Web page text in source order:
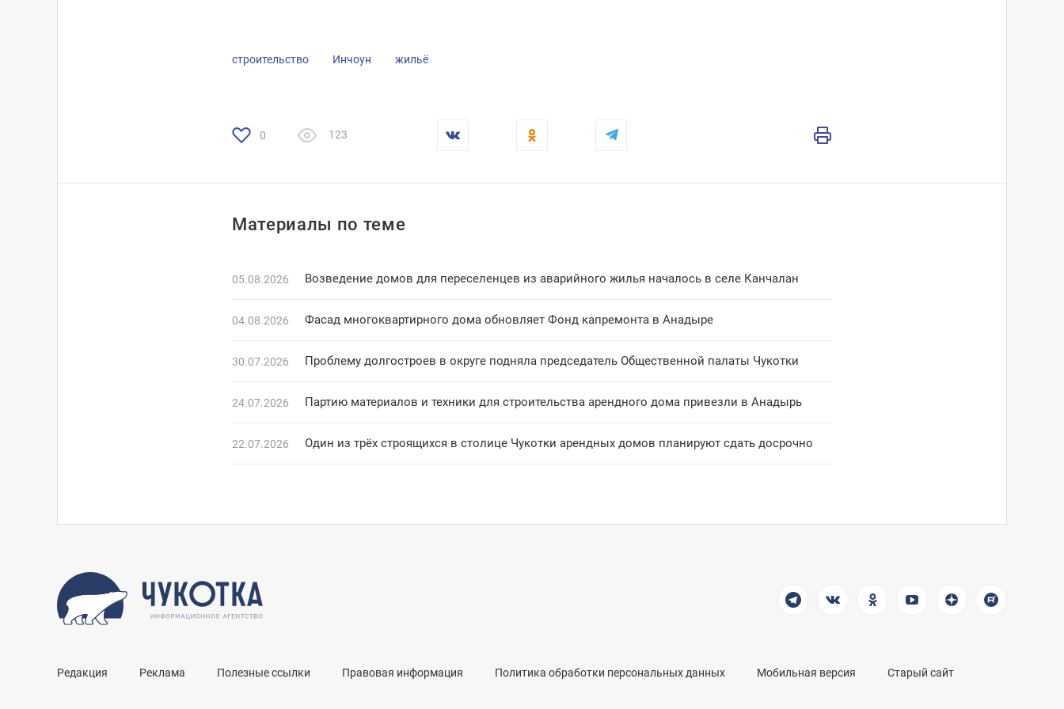
строительство Инчоун жильё
0 123
Материалы по теме
05.08.2026 Возведение домов для переселенцев из аварийного жилья началось в селе Канчалан
04.08.2026 Фасад многоквартирного дома обновляет Фонд капремонта в Анадыре
30.07.2026 Проблему долгостроев в округе подняла председатель Общественной палаты Чукотки
24.07.2026 Партию материалов и техники для строительства арендного дома привезли в Анадырь
22.07.2026 Один из трёх строящихся в столице Чукотки арендных домов планируют сдать досрочно
Редакция Реклама Полезные ссылки Правовая информация Политика обработки персональных данных Мобильная версия Старый сайт